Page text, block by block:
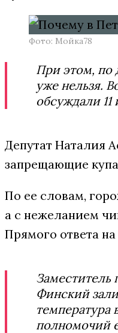
Фото: Мойка78
При этом, по
уже нельзя.
обсуждали
Депутат Наталия
запрещающие
По ее словам,
а с нежеланием
Прямого ответа
Заместитель
Финский
температура
полномочий